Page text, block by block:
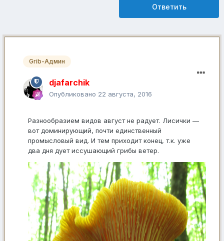
Ответить
Grib-Админ
djafarchik
Опубликовано 22 августа, 2016
Разнообразием видов август не радует. Лисички —
вот доминирующий, почти единственный
промысловый вид. И тем приходит конец, т.к. уже
два дня дует иссушающий грибы ветер.